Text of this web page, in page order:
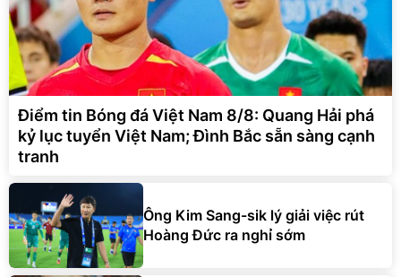
Điểm tin Bóng đá Việt Nam 8/8: Quang Hải phá
kỷ lục tuyển Việt Nam; Đình Bắc sẵn sàng cạnh
tranh
Ông Kim Sang-sik lý giải việc rút
Hoàng Đức ra nghỉ sớm